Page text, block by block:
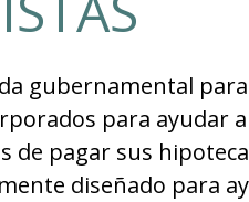
gubernamental
para ayudar
de pagar sus
diseñado para